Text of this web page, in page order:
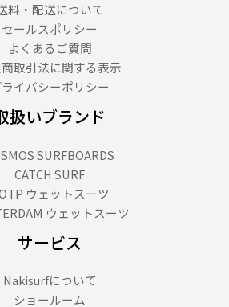
料・配送について
セールスポリシー
よくあるご質問
取引法に関する表示
ライバシーポリシー
扱いブランド
SURFBOARDS
CATCH SURF
ウェットスーツ
ウェットスーツ
サービス
Nakisurfについて
ショールーム